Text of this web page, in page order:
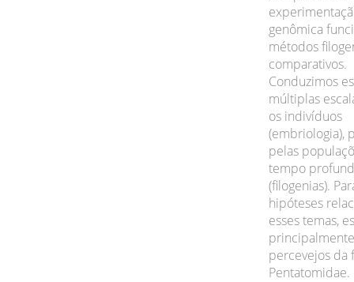
genômica
métodos
comparativos.
Conduzimos
múltiplas
os indivíduos
(embriologia),
pelas
tempo
(filogenias).
hipóteses
esses temas,
percevejos da
Pentatomidae.